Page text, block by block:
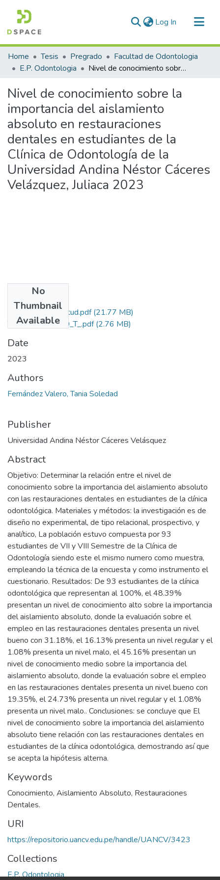
Log In (current)
Communities & Collections
All of DSpace
Home Tesis Pregrado
Facultad de Odontologia
E.P. Odontologia
Nivel de conocimiento sobre la importancia del aislamiento absoluto en restauraciones dentales en estudiantes de la Clínica de Odontología de la Universidad Andina Néstor Cáceres Velázquez, Juliaca 2023
Nivel de conocimiento sobre la
importancia del aislamiento
absoluto en restauraciones
dentales en estudiantes de la
Clínica de Odontología de la
Universidad Andina Néstor Cáceres
Velázquez, Juliaca 2023
No
Thumbnail
Available
Grado de Similitud.pdf(21.77 MB)
T036_70148660_T_.pdf(2.76 MB)
Date
2023
Authors
Fernández Valero, Tania Soledad
Publisher
Universidad Andina Néstor Cáceres Velásquez
Abstract
Objetivo: Determinar la relación entre el nivel de
conocimiento sobre la importancia del aislamiento absoluto
con las restauraciones dentales en estudiantes de la clínica
odontológica. Materiales y métodos: la investigación es de
diseño no experimental, de tipo relacional, prospectivo, y
analítico, La población estuvo compuesta por 93
estudiantes de VII y VIII Semestre de la Clínica de
Odontología siendo este el mismo numero como muestra,
empleando la técnica de la encuesta y como instrumento el
cuestionario. Resultados: De 93 estudiantes de la clínica
odontológica que representan al 100%, el 48.39%
presentan un nivel de conocimiento alto sobre la importancia
del aislamiento absoluto, donde la evaluación sobre el
empleo en las restauraciones dentales presenta un nivel
bueno con 31.18%, el 16.13% presenta un nivel regular y el
1.08% presenta un nivel malo, el 45.16% presentan un
nivel de conocimiento medio sobre la importancia del
aislamiento absoluto, donde la evaluación sobre el empleo
en las restauraciones dentales presenta un nivel bueno con
19.35%, el 24.73% presenta un nivel regular y el 1.08%
presenta un nivel malo.. Conclusiones: se concluye que El
nivel de conocimiento sobre la importancia del aislamiento
absoluto tiene relación con las restauraciones dentales en
estudiantes de la clínica odontológica, demostrando así que
se acepta la hipótesis alterna.
Keywords
Conocimiento, Aislamiento Absoluto, Restauraciones
Dentales.
URI
https://repositorio.uancv.edu.pe/handle/UANCV/3423
Collections
E.P. Odontologia